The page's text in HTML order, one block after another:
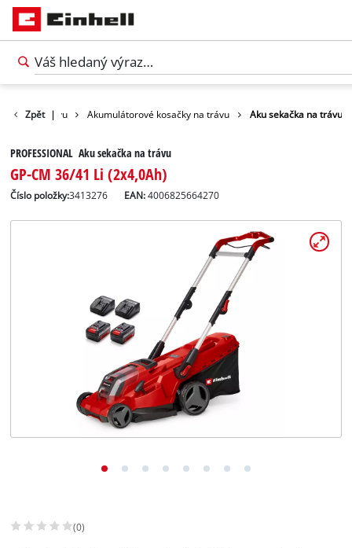
Zpět |
na trávu Akumulátorové kosačky na trávu Aku sekačka na trávu
PROFESSIONAL Aku sekačka na trávu
GP-CM 36/41 Li (2x4,0Ah)
Číslo položky:3413276 EAN:4006825664270
(0)